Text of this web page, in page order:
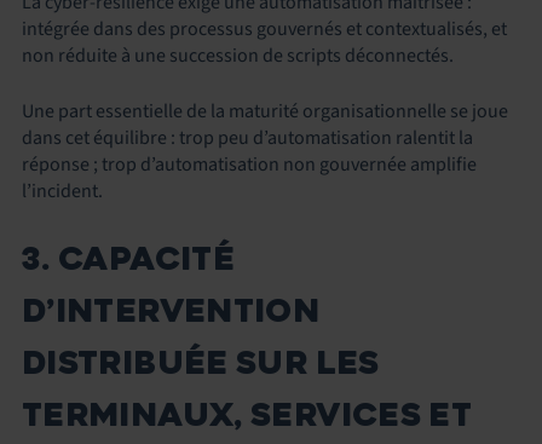
intégrée dans des processus gouvernés et contextualisés, et
non réduite à une succession de scripts déconnectés.
Une part essentielle de la maturité organisationnelle se joue
dans cet équilibre : trop peu d’automatisation ralentit la
réponse ; trop d’automatisation non gouvernée amplifie
l’incident.
3. CAPACITÉ
D’INTERVENTION
DISTRIBUÉE SUR LES
TERMINAUX, SERVICES ET